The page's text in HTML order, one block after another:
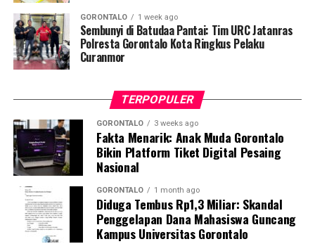
efektivitas, kepatutan, serta rasionalitas. Alasan
Pemerintah Kabupaten Gorontalo bahwa “anggaran
sudah sesuai” karena kemampuan keuangan daerah
dikategorikan sedang, justru memperkuat dugaan bahwa
regulasi hanya dijadikan tameng, bukan pedoman.
Lebih memprihatinkan lagi, BPK menemukan
bahwaTim Evaluasi Rancangan Perda dan
Rancangan Perbup APBD Provinsi Gorontalotidak
mengetahui bahwa matriks tindak lanjut APBD dan
APBD-P Kabupaten Gorontalo belum sesuai
dengan
Permendagri Nomor 9 Tahun 2021
evaluasi tersebut bahkan diakui hanya dijalankan secara
formalitas demi memperoleh nomor register Perda,
tanpa pemeriksaan substansi yang sebenarnya.
GORONTALO 1 week ago
Sembunyi di Batudaa Pantai: Tim URC Jatanras
Polresta Gorontalo Kota Ringkus Pelaku
Curanmor
TERPOPULER
GORONTALO 3 weeks ago
Fakta Menarik: Anak Muda Gorontalo
Bikin Platform Tiket Digital Pesaing
Nasional
GORONTALO 1 month ago
Diduga Tembus Rp1,3 Miliar: Skandal
Penggelapan Dana Mahasiswa Guncang
Kampus Universitas Gorontalo